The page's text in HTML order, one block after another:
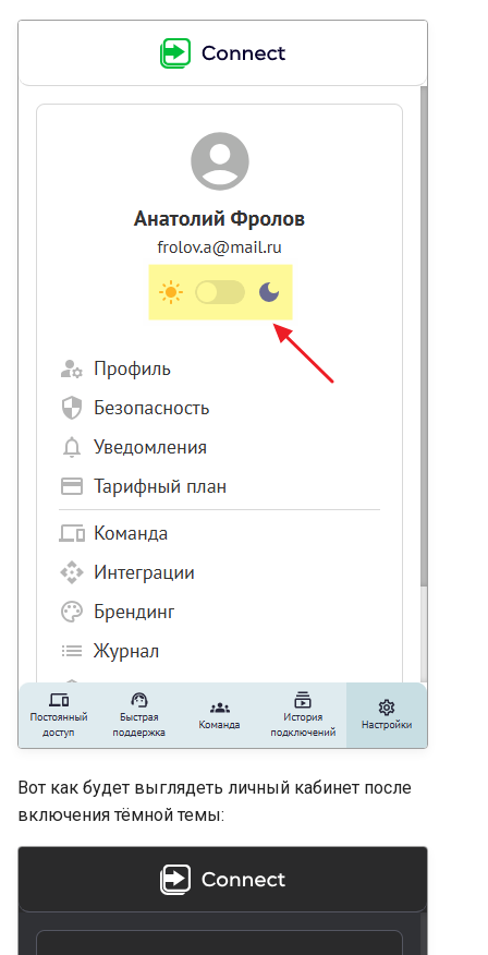
Вот как будет выглядеть личный кабинет после
включения тёмной темы: